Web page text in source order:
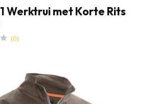
Werktrui met Korte Rits
(0)